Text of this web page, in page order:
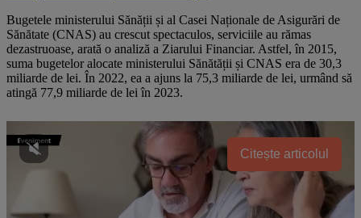
Bugetele ministerului Sănății și al Casei Naționale de Asigurări de
Sănătate (CNAS) au crescut spectaculos, serviciile au rămas
dezastruoase, arată o analiză a Ziarului Financiar. Astfel, în 2015,
suma bugetelor alocate ministerului Sănătății și CNAS era de 30,3
miliarde de lei. În 2022, ea a ajuns la 75,3 miliarde de lei, urmând să
atingă 77,9 miliarde de lei în 2023.
Citește articolul